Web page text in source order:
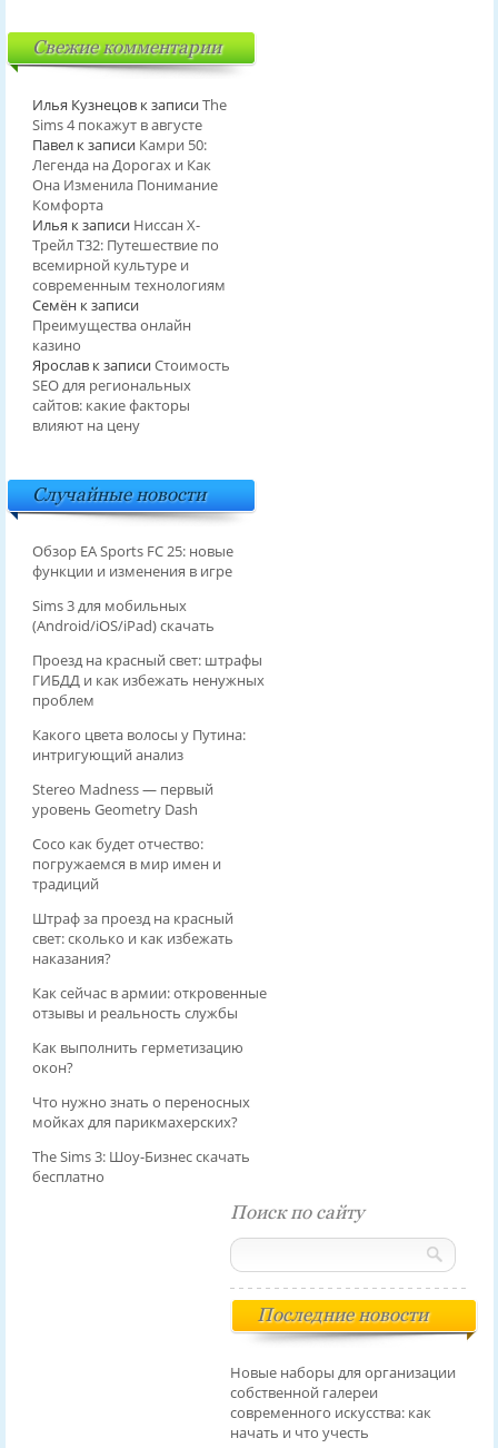
Свежие комментарии
Илья Кузнецовк записиThe
Sims 4 покажут в августе
Павелк записи Камри 50:
Легенда на Дорогах и Как
Она Изменила Понимание
Комфорта
Илья к записи Ниссан Х-
Трейл T32: Путешествие по
всемирной культуре и
современным технологиям
Семёнк записи
Преимущества онлайн
казино
Ярославк записиСтоимость
SEO для региональных
сайтов: какие факторы
влияют на цену
Случайные новости
Обзор EA Sports FC 25: новые
функции и изменения в игре
Sims 3 для мобильных
(Android/iOS/iPad) скачать
Проезд на красный свет: штрафы
ГИБДД и как избежать ненужных
проблем
Какого цвета волосы у Путина:
интригующий анализ
Stereo Madness — первый
уровень Geometry Dash
Сосо как будет отчество:
погружаемся в мир имен и
традиций
Штраф за проезд на красный
свет: сколько и как избежать
наказания?
Как сейчас в армии: откровенные
отзывы и реальность службы
Как выполнить герметизацию
окон?
Что нужно знать о переносных
мойках для парикмахерских?
The Sims 3: Шоу-Бизнес скачать
бесплатно
Поиск по сайту
Последние новости
Новые наборы для организации
собственной галереи
современного искусства: как
начать и что учесть